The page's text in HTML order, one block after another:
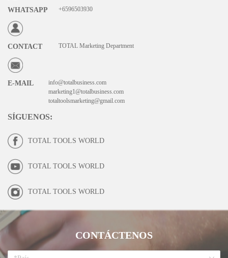
WHATSAPP +6596503930
CONTACT TOTAL Marketing Department
E-MAIL
info@totalbusiness.com
marketing1@totalbusiness.com
totaltoolsmarketing@gmail.com
SÍGUENOS:
TOTAL TOOLS WORLD
TOTAL TOOLS WORLD
TOTAL TOOLS WORLD
CONTÁCTENOS